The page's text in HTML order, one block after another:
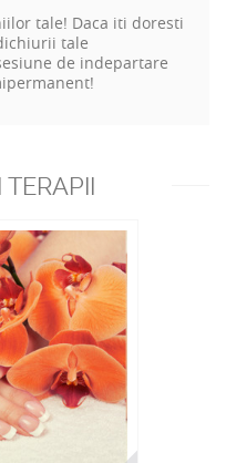
tale! Daca iti doresti
tale
de indepartare
TERAPII